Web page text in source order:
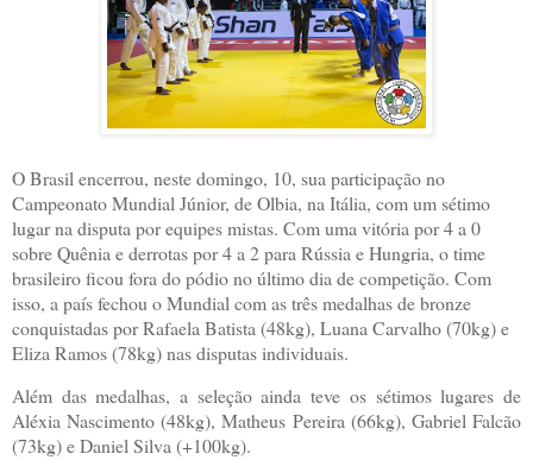
O Brasil encerrou, neste domingo, 10, sua participação no
Campeonato Mundial Júnior, de Olbia, na Itália, com um sétimo
lugar na disputa por equipes mistas. Com uma vitória por 4 a 0
sobre Quênia e derrotas por 4 a 2 para Rússia e Hungria, o time
brasileiro ficou fora do pódio no último dia de competição. Com
isso, a país fechou o Mundial com as três medalhas de bronze
conquistadas por Rafaela Batista (48kg), Luana Carvalho (70kg) e
Eliza Ramos (78kg) nas disputas individuais.
Além das medalhas, a seleção ainda teve os sétimos lugares de
Aléxia Nascimento (48kg), Matheus Pereira (66kg), Gabriel Falcão
(73kg) e Daniel Silva (+100kg).